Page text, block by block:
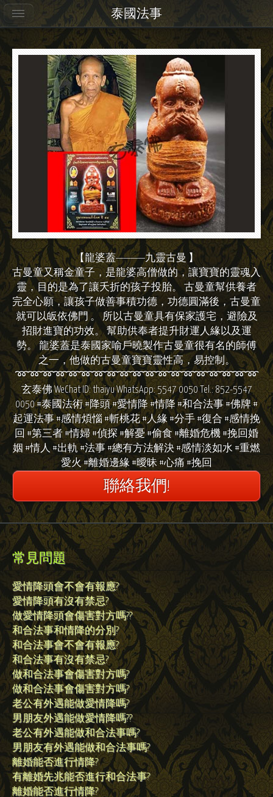
【龍婆蓋————九靈古曼 】
古曼童又稱金童子，是龍婆高僧做的，讓寶寶的靈魂入
靈，目的是為了讓夭折的孩子投胎。 古曼童幫供養者
完全心願，讓孩子做善事積功德，功德圓滿後，古曼童
就可以皈依佛門 。 所以古曼童具有保家護宅，避險及
招財進寶的功效。 幫助供奉者提升財運人緣以及運
勢。 龍婆蓋是泰國家喻戶曉製作古曼童很有名的師傅
之一，他做的古曼童寶寶靈性高，易控制。
➿➿➿➿➿➿➿➿➿➿➿➿➿➿➿➿➿➿➿
玄泰佛 WeChat ID: thaiyu WhatsApp: 5547 0050 Tel.: 852-5547
0050 #泰國法術 #降頭 #愛情降 #情降 #和合法事 #佛牌 #
起運法事 #感情煩惱 #斬桃花 #人緣 #分手 #復合 #感情挽
回 #第三者 #情婦 #偵探 #解憂 #偷食 #離婚危機 #挽回婚
姻 #情人 #出軌 #法事 #總有方法解決 #感情淡如水 #重燃
愛火 #離婚邊緣 #曖昧 #心痛 #挽回
聯絡我們!
常見問題
愛情降頭會不會有報應?
愛情降頭有沒有禁忌?
做愛情降頭會傷害對方嗎??
和合法事和情降的分別?
和合法事會不會有報應?
和合法事有沒有禁忌?
做和合法事會傷害對方嗎?
做和合法事會傷害對方嗎?
老公有外遇能做愛情降嗎?
男朋友外遇能做愛情降嗎??
老公有外遇能做和合法事嗎?
男朋友有外遇能做和合法事嗎?
離婚能否進行情降?
有離婚先兆能否進行和合法事?
離婚能否進行情降?
泰國法事